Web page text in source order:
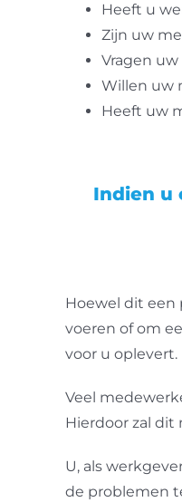
Heeft u
Zijn uw
Vragen
Willen uw
Heeft uw
Indien u
Hoewel dit een
voeren of om
voor u oplevert.
Veel
Hierdoor zal
U, als
de problemen